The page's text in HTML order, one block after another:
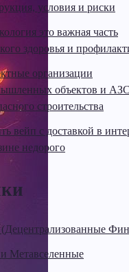
условия и риски
это важная часть
здоровья и
организации
объектов и
строительства
вейп с доставкой в
недорого
Метавселенные